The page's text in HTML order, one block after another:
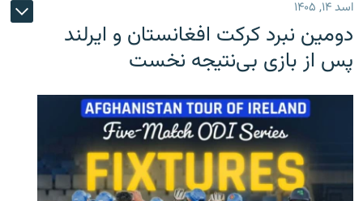
اسد ۱۴, ۱۴۰۵
دومین نبرد کرکت افغانستان و ایرلند
پس از بازی بی‌نتیجه نخست